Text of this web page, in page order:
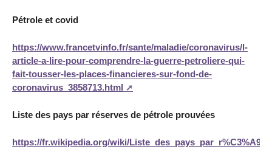
Pétrole et covid
https://www.francetvinfo.fr/sante/maladie/coronavirus/l-
article-a-lire-pour-comprendre-la-guerre-petroliere-qui-
fait-tousser-les-places-financieres-sur-fond-de-
coronavirus_3858713.html
Liste des pays par réserves de pétrole prouvées
https://fr.wikipedia.org/wiki/